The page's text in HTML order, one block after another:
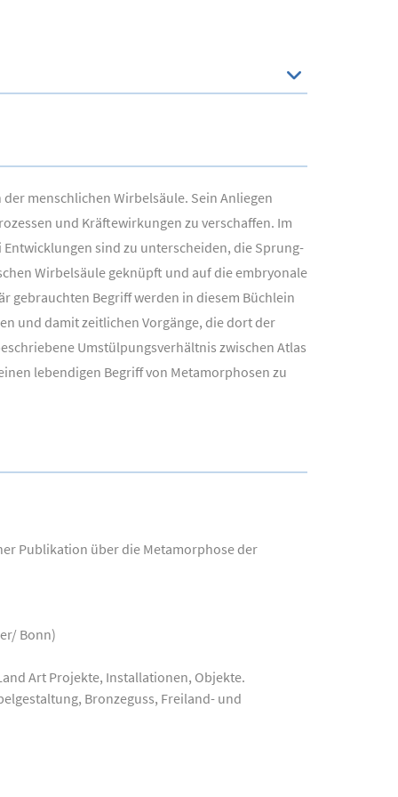
menschlichen Wirbelsäule. Sein Anliegen
und Kräftewirkungen zu verschaffen. Im
sind zu unterscheiden, die Sprung-
Wirbelsäule geknüpft und auf die embryonale
gebrauchten Begriff werden in diesem Büchlein
und damit zeitlichen Vorgänge, die dort der
Umstülpungsverhältnis zwischen Atlas
lebendigen Begriff von Metamorphosen zu
Publikation über die Metamorphose der
Bonn)
Art Projekte, Installationen, Objekte.
Bronzeguss, Freiland- und